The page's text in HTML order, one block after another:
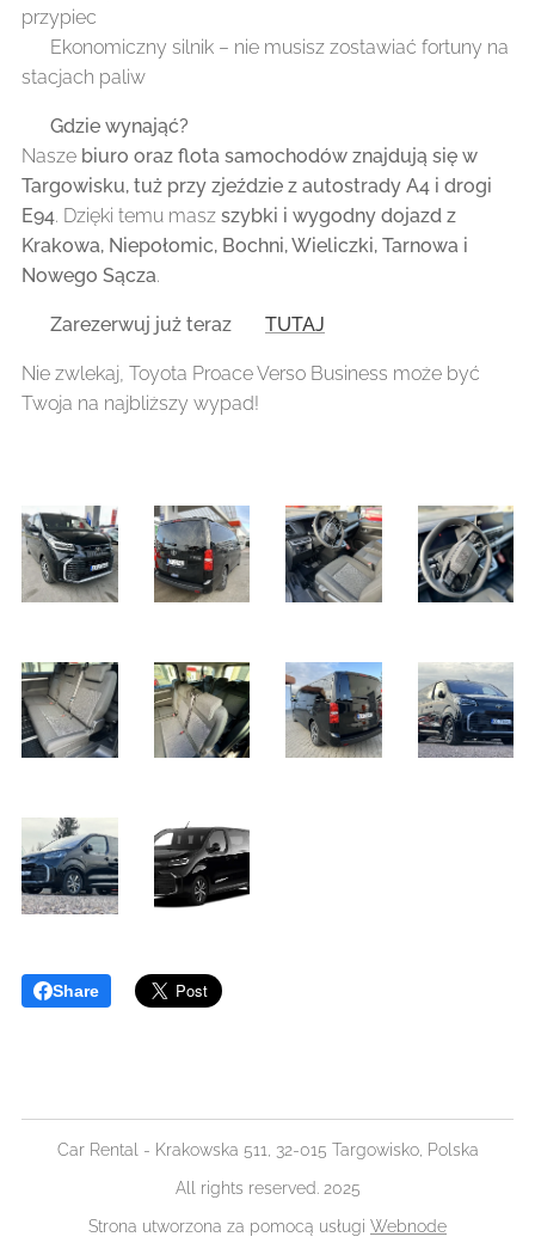
przypiec ☀️
✔️ Ekonomiczny silnik – nie musisz zostawiać fortuny na
stacjach paliw
Gdzie wynająć?
Nasze biuro oraz flota samochodów znajdują się w
Targowisku, tuż przy zjeździe z autostrady A4 i drogi
E94. Dzięki temu masz szybki i wygodny dojazd z
Krakowa, Niepołomic, Bochni, Wieliczki, Tarnowa i
Nowego Sącza.
Zarezerwuj już teraz 👉 TUTAJ
Nie zwlekaj, Toyota Proace Verso Business może być
Twoja na najbliższy wypad! 🚀
Share
Car Rental - Krakowska 511, 32-015 Targowisko, Polska
All rights reserved. 2025
Strona utworzona za pomocą usługi Webnode